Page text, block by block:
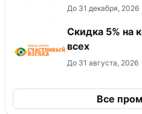
До 31 декабря, 2026
Скидка 5% на
всех
До 31 августа, 2026
Все